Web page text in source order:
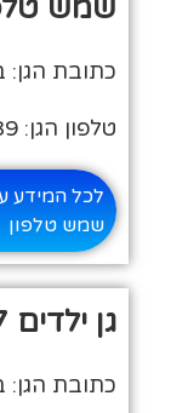
שמש
כתובת הגן:
טלפון הגן: 02-9992939
לכל המידע
שמש טלפון
גן ילדים 347 בבני ברק טלפון
כתובת הגן: